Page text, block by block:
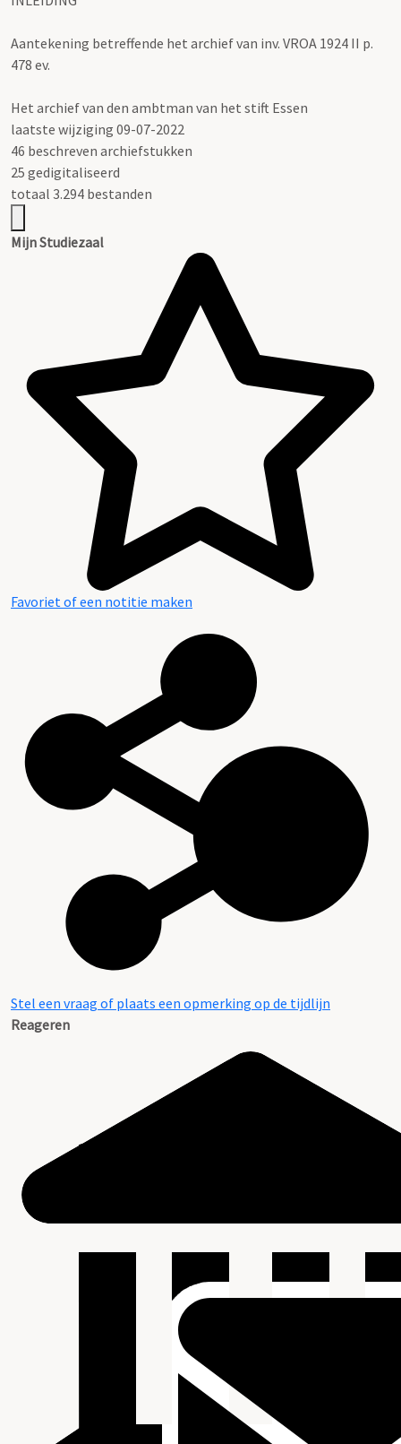
Aantekening betreffende het archief van inv. VROA 1924 II p.
478 ev.
Het archief van den ambtman van het stift Essen
laatste wijziging 09-07-2022
46 beschreven archiefstukken
25 gedigitaliseerd
totaal 3.294 bestanden
Mijn Studiezaal
Favoriet of een notitie maken
Stel een vraag of plaats een opmerking op de tijdlijn
Reageren